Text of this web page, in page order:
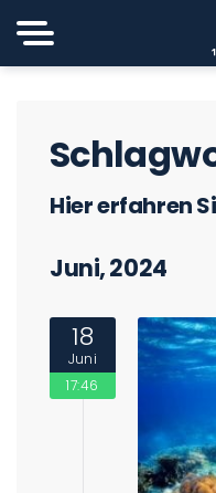
Hier erfahren
Juni, 2024
18
Juni
17:46